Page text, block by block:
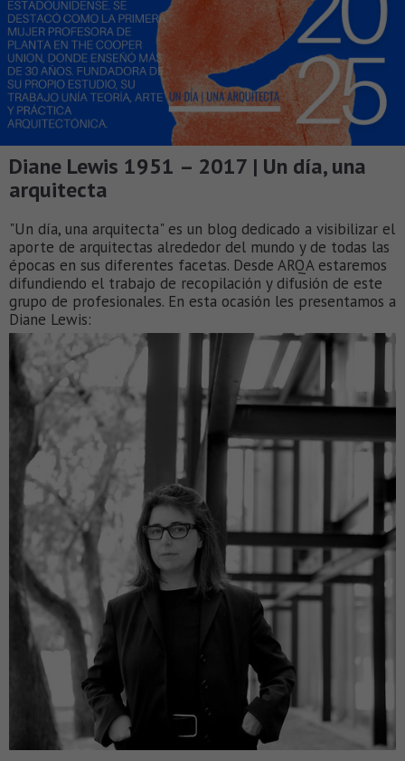
Diane Lewis 1951 – 2017 | Un día, una
arquitecta
"Un día, una arquitecta" es un blog dedicado a visibilizar el
aporte de arquitectas alrededor del mundo y de todas las
épocas en sus diferentes facetas. Desde ARQA estaremos
difundiendo el trabajo de recopilación y difusión de este
grupo de profesionales. En esta ocasión les presentamos a
Diane Lewis: